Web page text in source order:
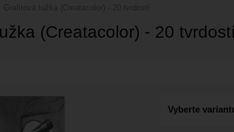
Grafitová tužka (Creatacolor) - 20 tvrdostí
(Creatacolor) - 20
Vyberte